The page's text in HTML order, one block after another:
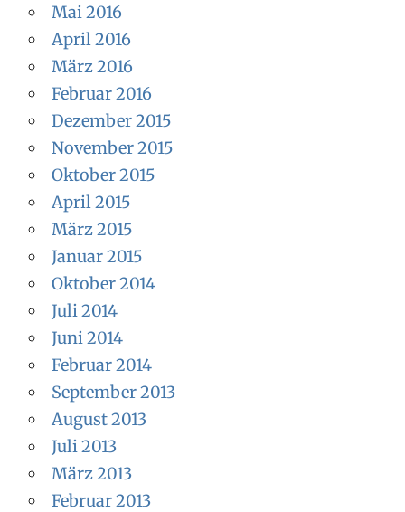
Mai 2016
April 2016
März 2016
Februar 2016
Dezember 2015
November 2015
Oktober 2015
April 2015
März 2015
Januar 2015
Oktober 2014
Juli 2014
Juni 2014
Februar 2014
September 2013
August 2013
Juli 2013
März 2013
Februar 2013